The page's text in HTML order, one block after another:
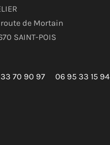
de Mortain
SAINT-POIS
70 90 97 06 95 33 15 94